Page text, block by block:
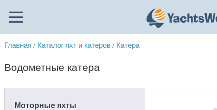
Главная / Каталог яхт и катеров / Катера
Водометные катера
Моторные яхты